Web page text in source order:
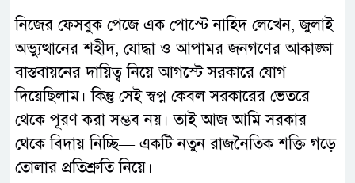
নিজের ফেসবুক পেজে এক পোস্টে নাহিদ লেখেন, জুলাই
অভ্যুত্থানের শহীদ, যোদ্ধা ও আপামর জনগণের আকাঙ্ক্ষা
বাস্তবায়নের দায়িত্ব নিয়ে আগস্টে সরকারে যোগ
দিয়েছিলাম। কিন্তু সেই স্বপ্ন কেবল সরকারের ভেতরে
থেকে পূরণ করা সম্ভব নয়। তাই আজ আমি সরকার
থেকে বিদায় নিচ্ছি— একটি নতুন রাজনৈতিক শক্তি গড়ে
তোলার প্রতিশ্রুতি নিয়ে।